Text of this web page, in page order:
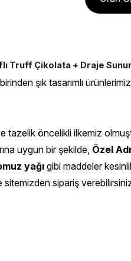
Truff Çikolata + Draje
şık tasarımlı
tazelik öncelikli ilkemiz
uygun bir şekilde, Özel
yağı gibi maddeler
sitemizden sipariş